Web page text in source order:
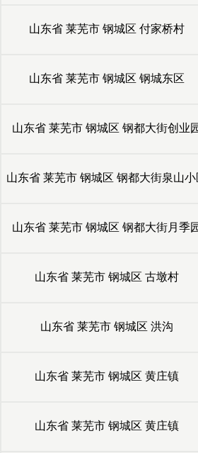
山东省 莱芜市 钢城区 付家桥村
山东省 莱芜市 钢城区 钢城东区
山东省 莱芜市 钢城区 钢都大街创业
山东省 莱芜市 钢城区 钢都大街泉山小
山东省 莱芜市 钢城区 钢都大街月季
山东省 莱芜市 钢城区 古墩村
山东省 莱芜市 钢城区 洪沟
山东省 莱芜市 钢城区 黄庄镇
山东省 莱芜市 钢城区 黄庄镇